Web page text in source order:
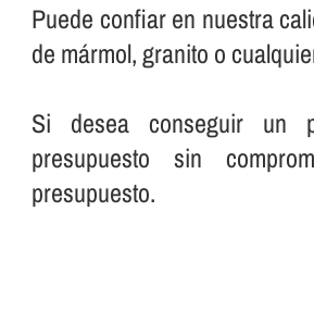
Puede confiar en nuestra
de mármol, granito o
Si desea conseguir un
presupuesto sin
presupuesto.